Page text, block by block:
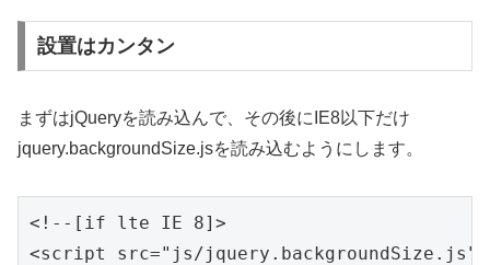
設置はカンタン
まずはjQueryを読み込んで、その後にIE8以下だけ
jquery.backgroundSize.jsを読み込むようにします。
<!--[if lte IE 8]>
<script src="js/